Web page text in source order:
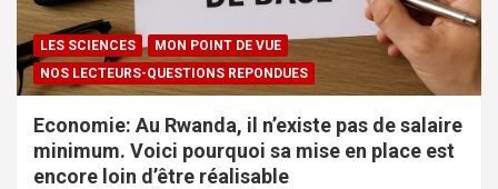
LES SCIENCES
MON POINT DE VUE
NOS LECTEURS-QUESTIONS REPONDUES
Economie: Au Rwanda, il n’existe pas de salaire
minimum. Voici pourquoi sa mise en place est
encore loin d’être réalisable